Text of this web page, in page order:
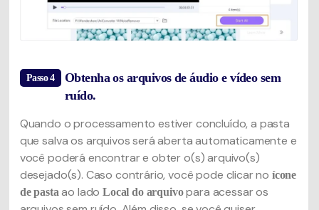
Passo 4
Obtenha os arquivos de áudio e vídeo sem
ruído.
Quando o processamento estiver concluído, a pasta
que salva os arquivos será aberta automaticamente e
você poderá encontrar e obter o(s) arquivo(s)
desejado(s). Caso contrário, você pode clicar no ícone
de pastaao ladoLocal do arquivopara acessar os